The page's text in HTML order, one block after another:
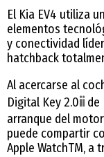
El Kia EV4 utiliza
elementos
y conectividad
hatchback
Al acercarse al
Digital Key 2.0ii de
arranque del
puede compartir
Apple WatchTM, a